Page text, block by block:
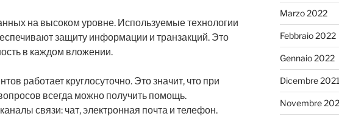
на высоком уровне. Используемые технологии
защиту информации и транзакций. Это
в каждом вложении.
работает круглосуточно. Это значит, что при
всегда можно получить помощь.
связи: чат, электронная почта и телефон.
Marzo 2022
Febbraio 2022
Gennaio 2022
Dicembre 2021
Novembre